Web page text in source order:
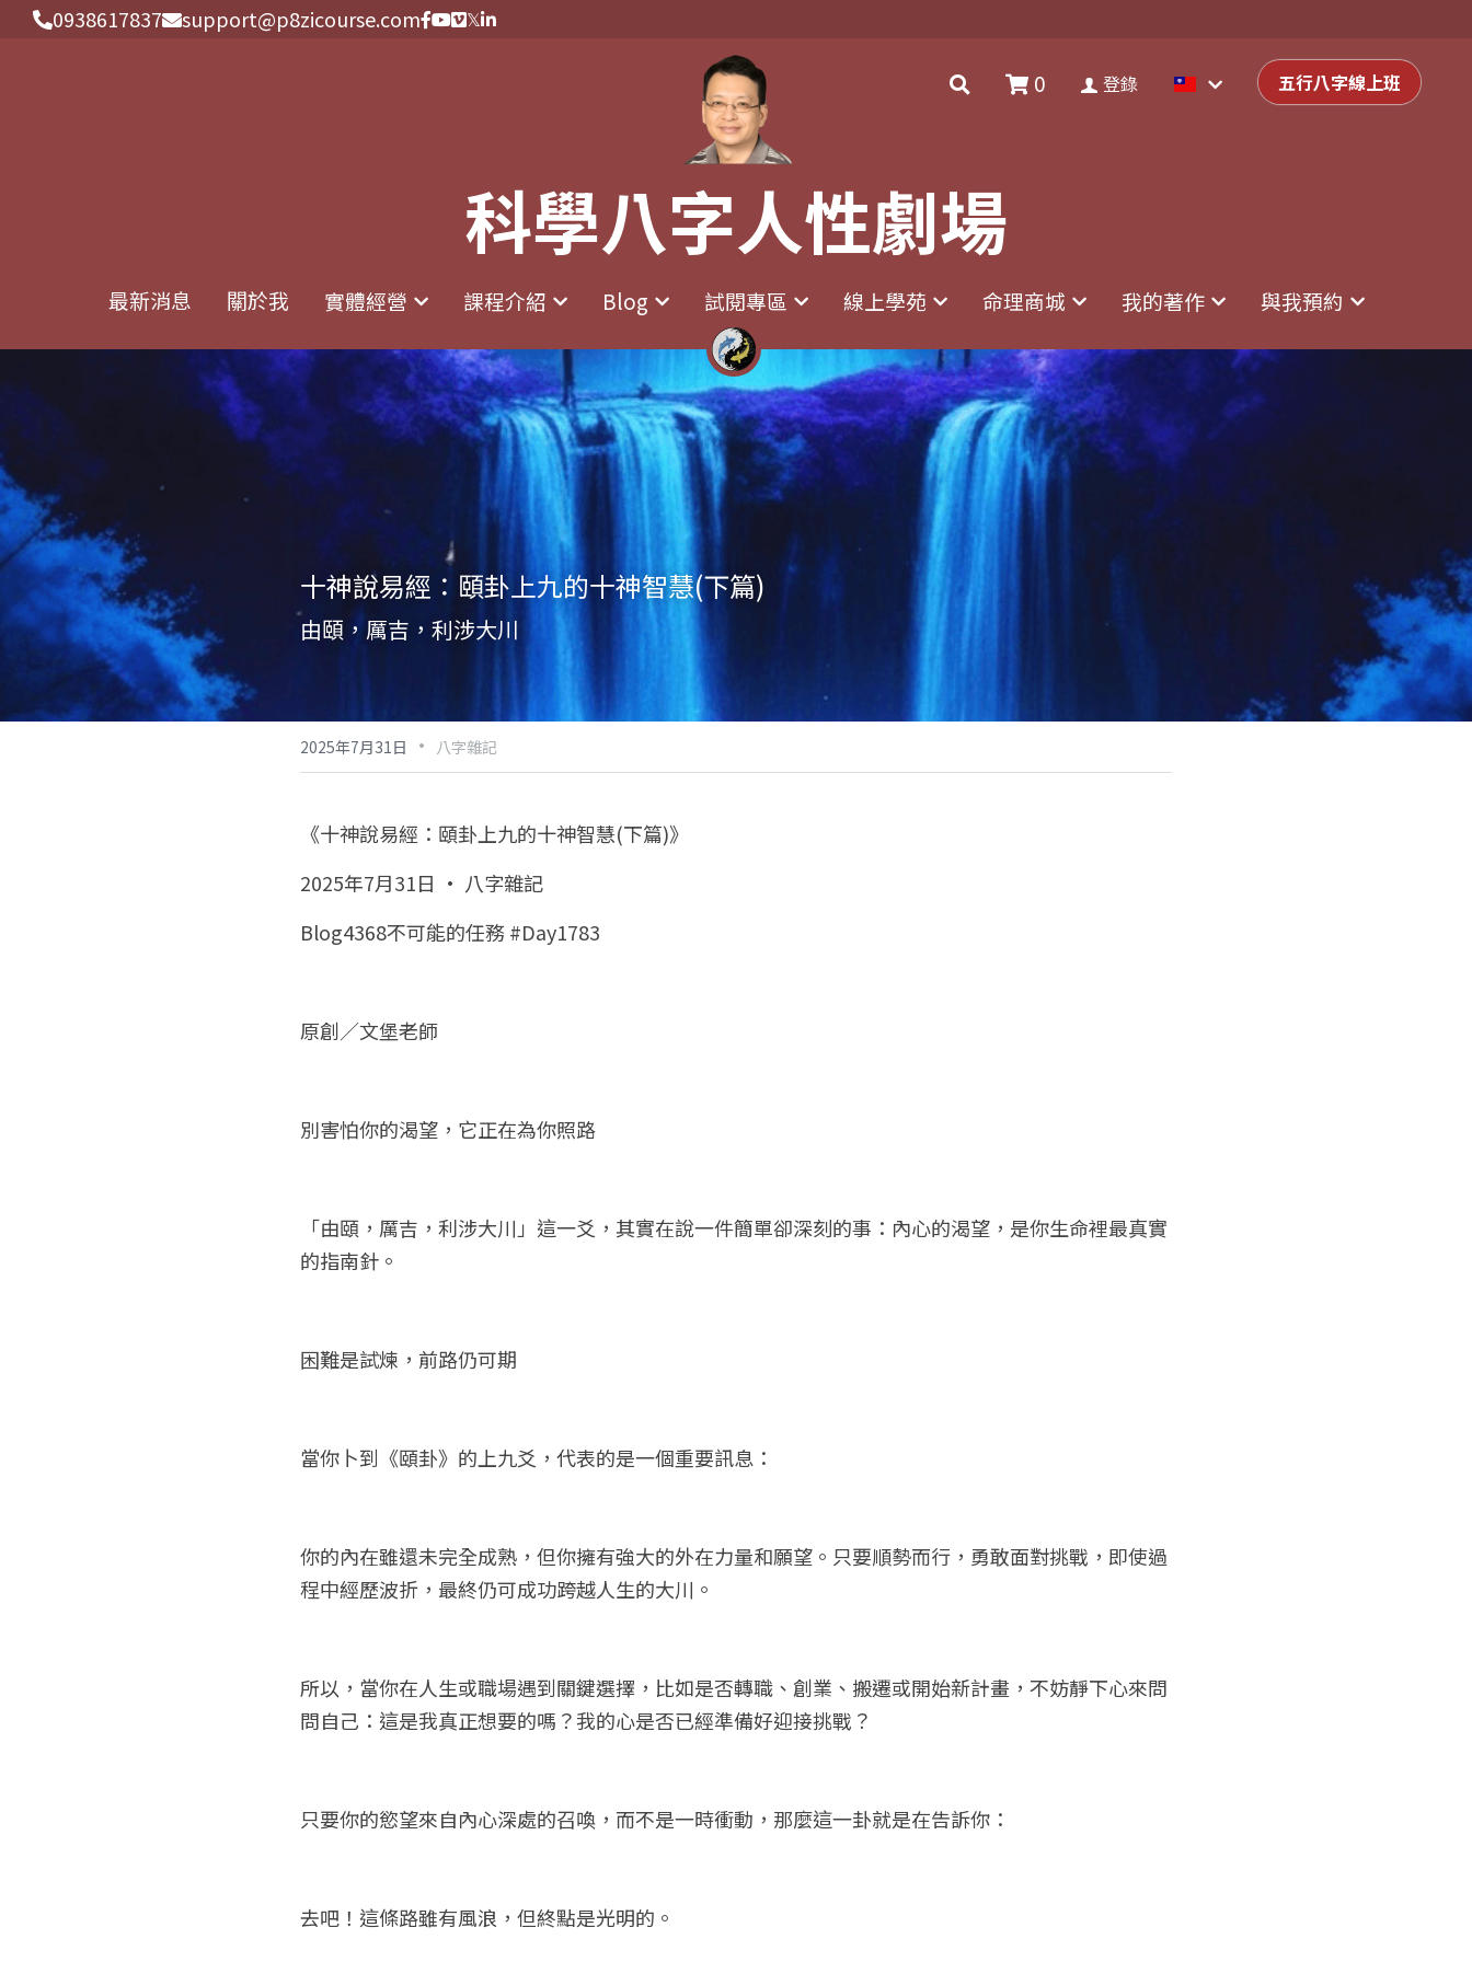
0938617837 support@p8zicourse.com
科學八字人性劇場
最新消息 關於我 實體經營 課程介紹 Blog 試閱專區 線上學苑 命理商城 我的著作 與我預約
0 登錄 五行八字線上班
0938617837 support@p8zicourse.com
科學八字人性劇場
最新消息 關於我 實體經營 課程介紹 Blog 試閱專區 線上學苑 命理商城 我的著作 與我預約
0 登錄 五行八字線上班
十神說易經：頤卦上九的十神智慧(下篇)
由頤，厲吉，利涉大川
2025年7月31日 · 八字雜記
《十神說易經：頤卦上九的十神智慧(下篇)》
2025年7月31日 · 八字雜記
Blog4368不可能的任務 #Day1783
原創／文堡老師
別害怕你的渴望，它正在為你照路
「由頤，厲吉，利涉大川」這一爻，其實在說一件簡單卻深刻的事：內心的渴望，是你生命裡最真實
的指南針。
困難是試煉，前路仍可期
當你卜到《頤卦》的上九爻，代表的是一個重要訊息：
你的內在雖還未完全成熟，但你擁有強大的外在力量和願望。只要順勢而行，勇敢面對挑戰，即使過
程中經歷波折，最終仍可成功跨越人生的大川。
所以，當你在人生或職場遇到關鍵選擇，比如是否轉職、創業、搬遷或開始新計畫，不妨靜下心來問
問自己：這是我真正想要的嗎？我的心是否已經準備好迎接挑戰？
只要你的慾望來自內心深處的召喚，而不是一時衝動，那麼這一卦就是在告訴你：
去吧！這條路雖有風浪，但終點是光明的。